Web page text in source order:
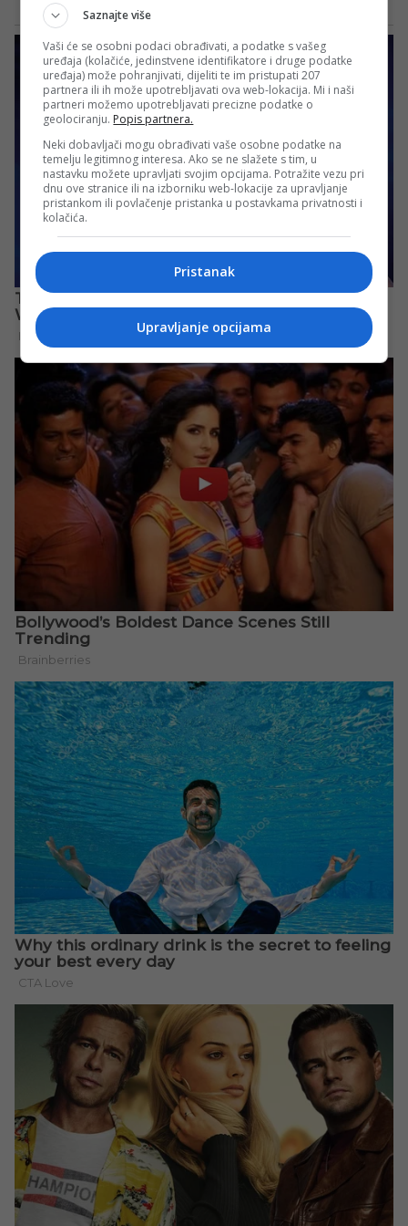
Saznajte više
Vaši će se osobni podaci obrađivati, a podatke s vašeg
uređaja (kolačiće, jedinstvene identifikatore i druge podatke
uređaja) može pohranjivati, dijeliti te im pristupati 207
partnera ili ih može upotrebljavati ova web-lokacija. Mi i naši
partneri možemo upotrebljavati precizne podatke o
geolociranju. Popis partnera.
Neki dobavljači mogu obrađivati vaše osobne podatke na
temelju legitimnog interesa. Ako se ne slažete s tim, u
nastavku možete upravljati svojim opcijama. Potražite vezu pri
dnu ove stranice ili na izborniku web-lokacije za upravljanje
pristankom ili povlačenje pristanka u postavkama privatnosti i
kolačića.
Pristanak
Upravljanje opcijama